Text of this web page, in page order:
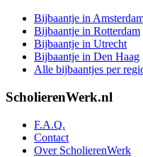
Bijbaantje in
Bijbaantje in Rotterdam
Bijbaantje in Utrecht
Bijbaantje in Den Haag
Alle bijbaantjes per
ScholierenWerk.nl
F.A.Q.
Contact
Over ScholierenWerk